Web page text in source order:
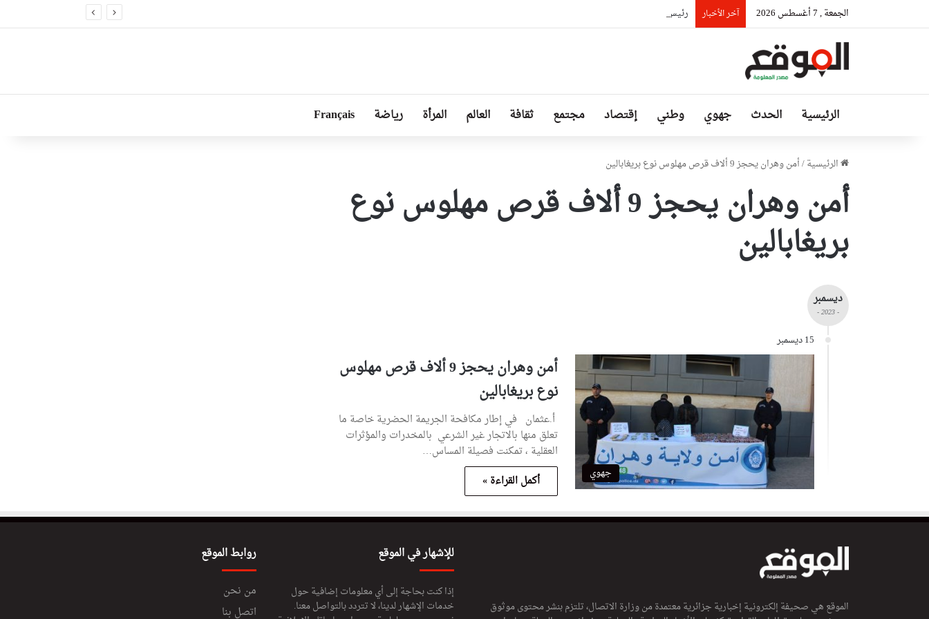
الجمعة , 7 أغسطس 2026 آخر الأخبار رئيس حكومة مالي: لا توجد أزمة مع الجزائر وهناك تقارب تام في وجهات النظر مع الرئيس تبون
الرئيسية الحدث جهوي وطني إقتصاد مجتمع ثقافة العالم المرأة رياضة Français
الرئيسية/أمن وهران يحجز 9 ألاف قرص مهلوس نوع بريغابالين
أمن وهران يحجز 9 ألاف قرص مهلوس نوع
بريغابالين
ديسمبر
- 2023 -
15 ديسمبر
جهوي
أمن وهران يحجز 9 ألاف قرص مهلوس
نوع بريغابالين
أ.عثمان في إطار مكافحة الجريمة الحضرية خاصة ما
تعلق منها بالاتجار غير الشرعي بالمخدرات والمؤثرات
العقلية ، تمكنت فصيلة المساس…
أكمل القراءة »
الموقع هي صحيفة إلكترونية إخبارية جزائرية معتمدة من وزارة الاتصال، تلتزم بنشر محتوى موثوق
للإشهار في الموقع
إذا كنت بحاجة إلى أي معلومات إضافية حول
خدمات الإشهار لدينا، لا تتردد بالتواصل معنا.
روابط الموقع
من نحن
اتصل بنا